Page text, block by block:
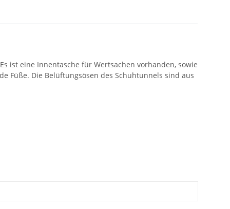
ist eine Innentasche für Wertsachen vorhanden, sowie
Füße. Die Belüftungsösen des Schuhtunnels sind aus